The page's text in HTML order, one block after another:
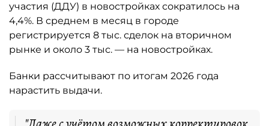
участия (ДДУ) в новостройках сократилось на
4,4%. В среднем в месяц в городе
регистрируется 8 тыс. сделок на вторичном
рынке и около 3 тыс. — на новостройках.
Банки рассчитывают по итогам 2026 года
нарастить выдачи.